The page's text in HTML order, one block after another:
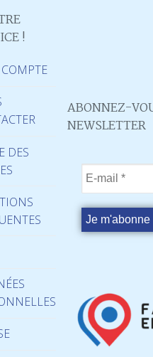
!
DES
ABONNEZ-
NEWSLETTER